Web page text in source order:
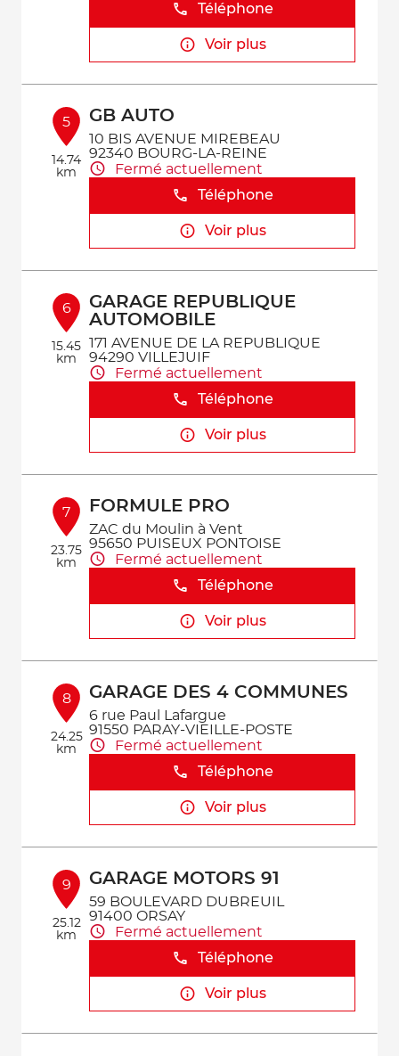
Téléphone
Voir plus
5
14.74
km
GB AUTO
10 BIS AVENUE MIREBEAU
92340 BOURG-LA-REINE
Fermé actuellement
Téléphone
Voir plus
6
15.45
km
GARAGE REPUBLIQUE
AUTOMOBILE
171 AVENUE DE LA REPUBLIQUE
94290 VILLEJUIF
Fermé actuellement
Téléphone
Voir plus
7
23.75
km
FORMULE PRO
ZAC du Moulin à Vent
95650 PUISEUX PONTOISE
Fermé actuellement
Téléphone
Voir plus
8
24.25
km
GARAGE DES 4 COMMUNES
6 rue Paul Lafargue
91550 PARAY-VIEILLE-POSTE
Fermé actuellement
Téléphone
Voir plus
9
25.12
km
GARAGE MOTORS 91
59 BOULEVARD DUBREUIL
91400 ORSAY
Fermé actuellement
Téléphone
Voir plus